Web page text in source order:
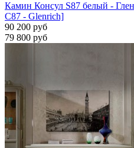
Камин Консул S87 белый -
С87 - Glenrich]
90 200 руб
79 800 руб